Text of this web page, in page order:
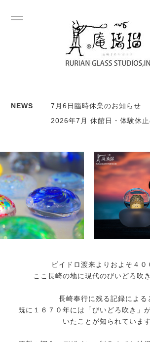
NEWS
7月6日臨時休業のお知らせ
2026年7月 休館日・体験休
ビイドロ渡来よりおよそ４０
ここ長崎の地に現代のびいどろ吹
長崎奉行に残る記録による
既に１６７０年には「びいどろ吹き」
いたことが知られています